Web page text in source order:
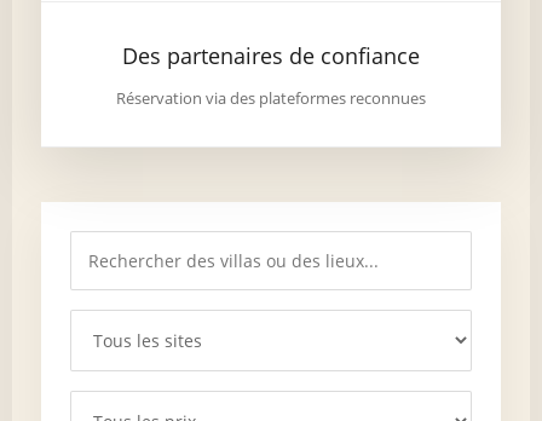
Des partenaires de confiance
Réservation via des plateformes reconnues